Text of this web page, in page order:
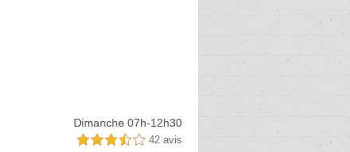
Dimanche 07h-12h30
3,5 étoiles sur 5 42 avis